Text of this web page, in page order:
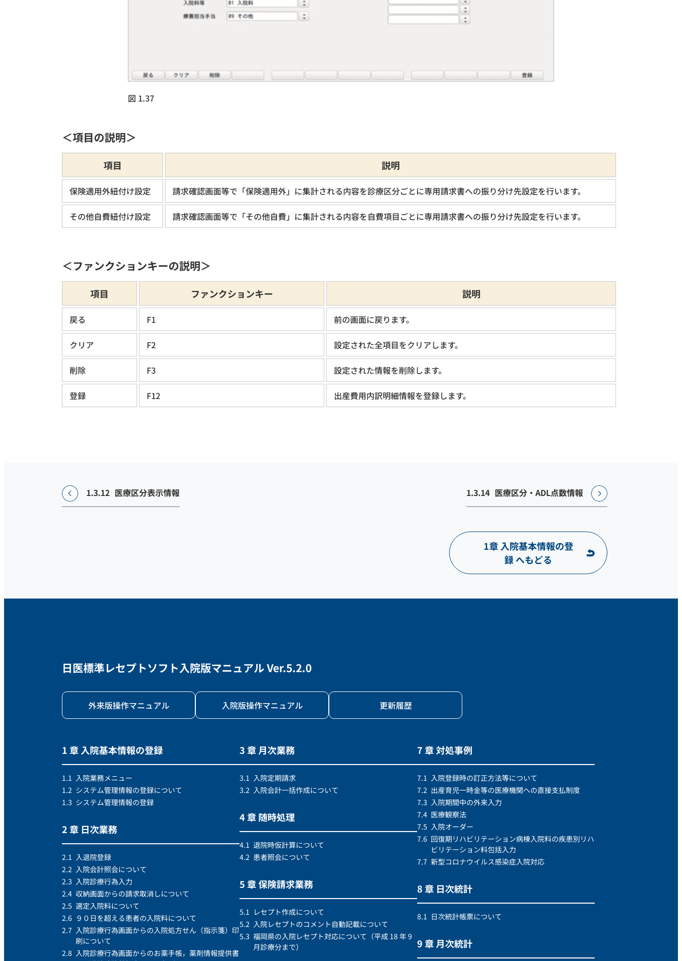
図 1.37
＜項目の説明＞
項目 説明
保険適用外紐付け設定 請求確認画面等で「保険適用外」に集計される内容を診療区分ごとに専用請求書への振り分け先設定を行います。
その他自費紐付け設定 請求確認画面等で「その他自費」に集計される内容を自費項目ごとに専用請求書への振り分け先設定を行います。
＜ファンクションキーの説明＞
項目 ファンクションキー 説明
戻る F1 前の画面に戻ります。
クリア F2 設定された全項目をクリアします。
削除 F3 設定された情報を削除します。
登録 F12 出産費用内訳明細情報を登録します。
1.3.12 医療区分表示情報 1.3.14 医療区分・ADL点数情報
1章 入院基本情報の登
録 へもどる
日医標準レセプトソフト入院版マニュアル Ver.5.2.0
外来版操作マニュアル 入院版操作マニュアル 更新履歴
1 章 入院基本情報の登録
1.1 入院業務メニュー
1.2 システム管理情報の登録について
1.3 システム管理情報の登録
2 章 日次業務
2.1 入退院登録
2.2 入院会計照会について
2.3 入院診療行為入力
2.4 収納画面からの請求取消しについて
2.5 選定入院料について
2.6 ９０日を超える患者の入院料について
2.7 入院診療行為画面からの入院処方せん（指示箋）印
刷について
2.8 入院診療行為画面からのお薬手帳，薬剤情報提供書
3 章 月次業務
3.1 入院定期請求
3.2 入院会計一括作成について
4 章 随時処理
4.1 退院時仮計算について
4.2 患者照会について
5 章 保険請求業務
5.1 レセプト作成について
5.2 入院レセプトのコメント自動記載について
5.3 福岡県の入院レセプト対応について（平成 18 年 9
月診療分まで）
7 章 対処事例
7.1 入院登録時の訂正方法等について
7.2 出産育児一時金等の医療機関への直接支払制度
7.3 入院期間中の外来入力
7.4 医療観察法
7.5 入院オーダー
7.6 回復期リハビリテーション病棟入院料の疾患別リハ
ビリテーション料包括入力
7.7 新型コロナウイルス感染症入院対応
8 章 日次統計
8.1 日次統計帳票について
9 章 月次統計